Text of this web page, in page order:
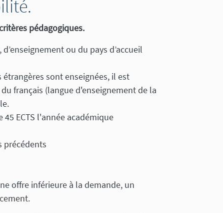
pédagogiques.
ou du pays d’accueil
sont enseignées, il est
français (langue d'enseignement de la
ECTS l'année académique
précédents
offre inférieure à la demande, un